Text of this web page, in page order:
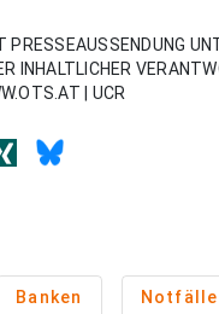
PRESSEAUSSENDUNG
INHALTLICHER
| UCR
Banken Notfälle